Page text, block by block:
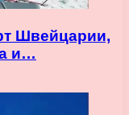
Швейцарии,
и…